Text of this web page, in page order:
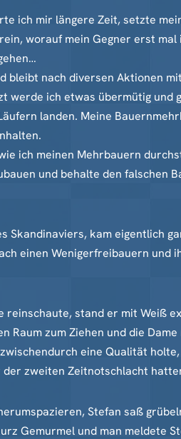
ich mir längere Zeit, setzte
worauf mein Gegner erst
bleibt nach diversen Aktionen
werde ich etwas übermütig
landen. Meine
ich meinen Mehrbauern
und behalte den falschen
Skandinaviers, kam eigentlich
einen Wenigerfreibauern
reinschaute, stand er mit Weiß
Raum zum Ziehen und die
eine Qualität
zweiten Zeitnotschlacht
Stefan saß
Gemurmel und man meldete